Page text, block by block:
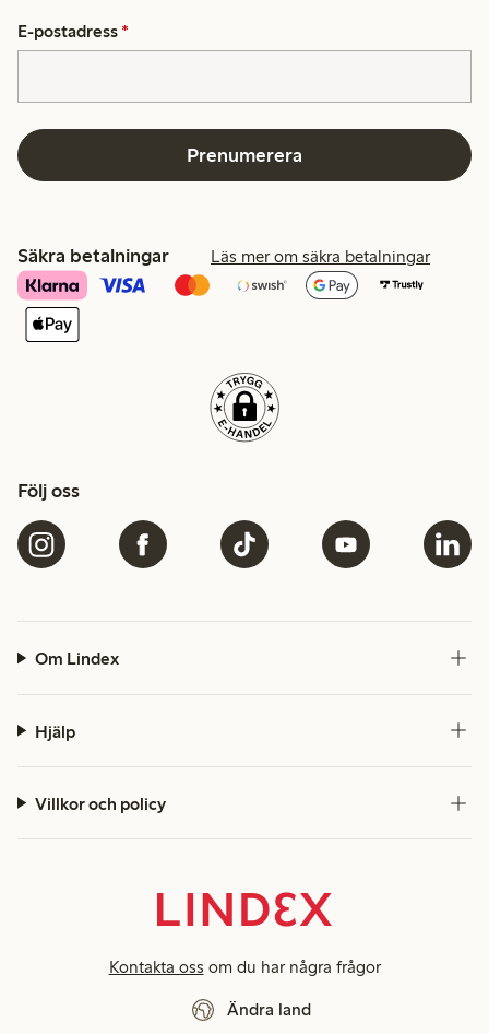
E-postadress *
Prenumerera
Säkra betalningar Läs mer om säkra betalningar
Följ oss
Om Lindex
Hjälp
Villkor och policy
Kontakta oss om du har några frågor
Ändra land